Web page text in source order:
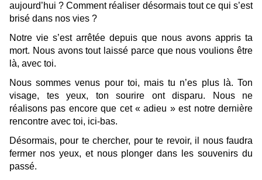
aujourd’hui ? Comment réaliser désormais tout ce qui s’est
brisé dans nos vies ?
Notre vie s’est arrêtée depuis que nous avons appris ta
mort. Nous avons tout laissé parce que nous voulions être
là, avec toi.
Nous sommes venus pour toi, mais tu n’es plus là. Ton
visage, tes yeux, ton sourire ont disparu. Nous ne
réalisons pas encore que cet « adieu » est notre dernière
rencontre avec toi, ici-bas.
Désormais, pour te chercher, pour te revoir, il nous faudra
fermer nos yeux, et nous plonger dans les souvenirs du
passé.